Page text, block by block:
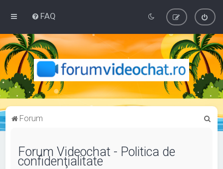
FAQ
Forum
Forum Videochat - Politica de
confidenţialitate